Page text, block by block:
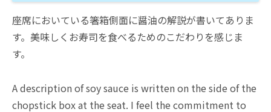
座席においている箸箱側面に醤油の解説が書いてありま
す。美味しくお寿司を食べるためのこだわりを感じま
す。
A description of soy sauce is written on the side of the
chopstick box at the seat. I feel the commitment to